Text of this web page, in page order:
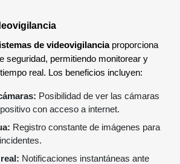
de videovigilanciaproporciona
seguridad, permitiendo monitorear y
real. Los beneficios incluyen:
Posibilidad de ver las cámaras
con acceso a internet.
Registro constante de imágenes para
Notificaciones instantáneas ante